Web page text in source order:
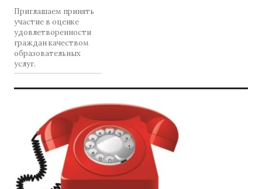
Приглашаем принять
участие в оценке
удовлетворенности
граждан качеством
образовательных
услуг.